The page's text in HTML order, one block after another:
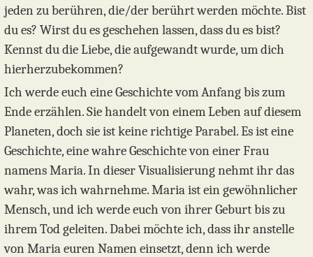
jeden zu berühren, die/der berührt werden möchte. Bist
du es? Wirst du es geschehen lassen, dass du es bist?
Kennst du die Liebe, die aufgewandt wurde, um dich
hierherzubekommen?
Ich werde euch eine Geschichte vom Anfang bis zum
Ende erzählen. Sie handelt von einem Leben auf diesem
Planeten, doch sie ist keine richtige Parabel. Es ist eine
Geschichte, eine wahre Geschichte von einer Frau
namens Maria. In dieser Visualisierung nehmt ihr das
wahr, was ich wahrnehme. Maria ist ein gewöhnlicher
Mensch, und ich werde euch von ihrer Geburt bis zu
ihrem Tod geleiten. Dabei möchte ich, dass ihr anstelle
von Maria euren Namen einsetzt, denn ich werde